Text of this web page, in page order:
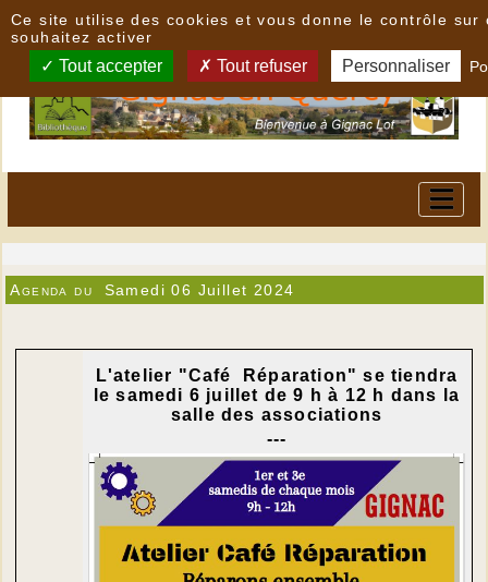
Agenda du Samedi 06 Juillet 2024
L'atelier "Café Réparation" se tiendra
le samedi 6 juillet de 9 h à 12 h dans la
salle des associations
---
Ce site utilise des cookies et vous donne le contrôle sur
souhaitez activer
Tout accepter Tout refuser Personnaliser